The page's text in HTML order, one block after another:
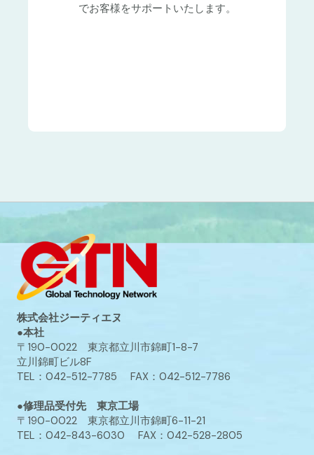
でお客様をサポートいたします。
株式会社ジーティエヌ
●本社
〒190-0022 東京都立川市錦町1-8-7
立川錦町ビル8F
TEL：042-512-7785 FAX：042-512-7786
●修理品受付先 東京工場
〒190-0022 東京都立川市錦町6-11-21
TEL：042-843-6030 FAX：042-528-2805